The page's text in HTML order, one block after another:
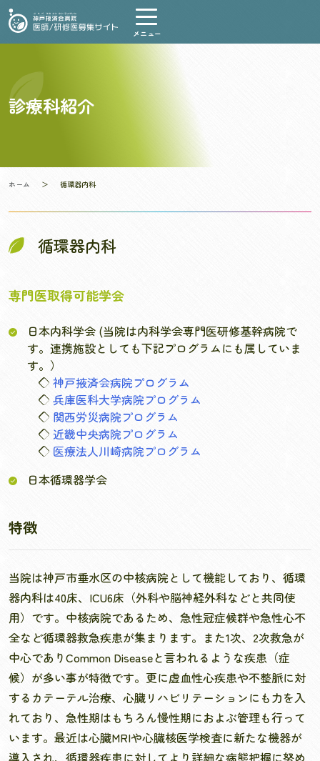
Skip
to
content
診療科紹介
ホーム ＞ 循環器内科
循環器内科
専門医取得可能学会
日本内科学会 (当院は内科学会専門医研修基幹病院で
す。連携施設としても下記プログラムにも属していま
す。）
◇ 神戸掖済会病院プログラム
◇ 兵庫医科大学病院プログラム
◇ 関西労災病院プログラム
◇ 近畿中央病院プログラム
◇ 医療法人川崎病院プログラム
日本循環器学会
特徴
当院は神戸市垂水区の中核病院として機能しており、循環
器内科は40床、ICU6床（外科や脳神経外科などと共同使
用）です。中核病院であるため、急性冠症候群や急性心不
全など循環器救急疾患が集まります。また1次、2次救急が
中心でありCommon Diseaseと言われるような疾患（症
候）が多い事が特徴です。更に虚血性心疾患や不整脈に対
するカテーテル治療、心臓リハビリテーションにも力を入
れており、急性期はもちろん慢性期におよぶ管理も行って
います。最近は心臓MRIや心臓核医学検査に新たな機器が